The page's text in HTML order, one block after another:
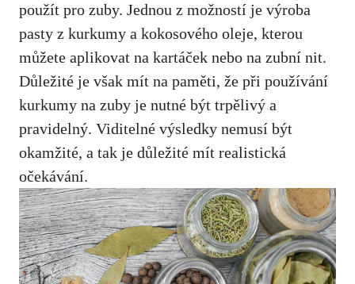
použít pro zuby.‌ Jednou‍ z možností je výroba⁤
pasty z kurkumy a kokosového oleje, ⁤kterou
můžete aplikovat na kartáček nebo na zubní⁢ nit.
‌Důležité ‍je ‍však mít na paměti, že při používání
kurkumy na zuby je nutné být trpělivý a
pravidelný. Viditelné výsledky nemusí být
okamžité, a tak je ‍důležité mít realistická
očekávání.